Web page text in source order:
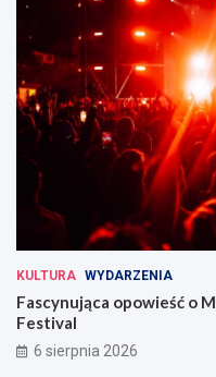
KULTURA WYDARZENIA
Fascynująca opowieść o
Festival
6 sierpnia 2026